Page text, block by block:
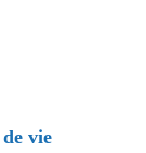
vie